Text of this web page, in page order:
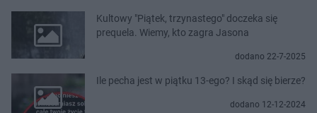
Kultowy "Piątek, trzynastego" doczeka się
prequela. Wiemy, kto zagra Jasona
dodano 22-7-2025
Ile pecha jest w piątku 13-ego? I skąd się bierze?
dodano 12-12-2024